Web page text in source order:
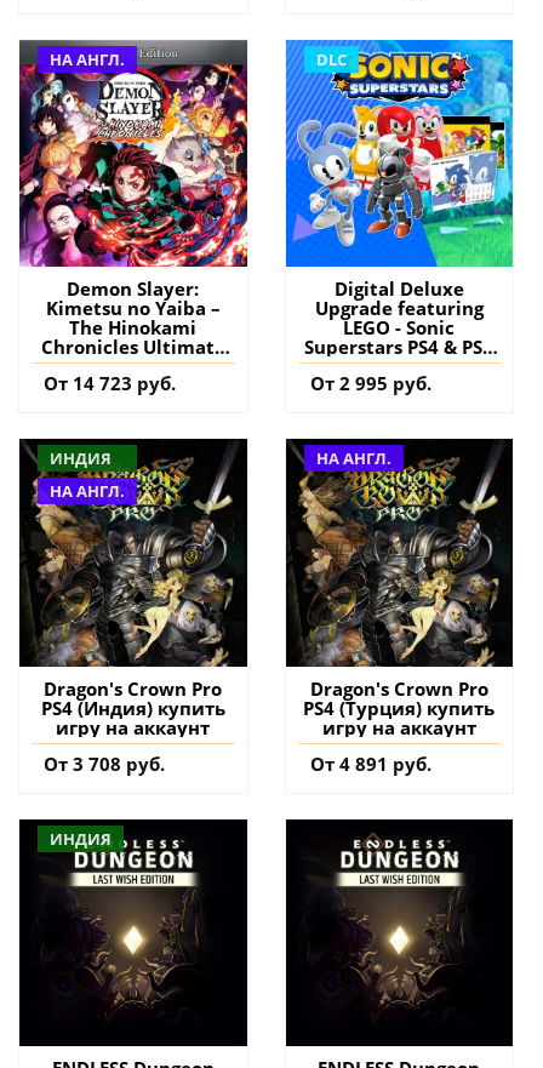
НА АНГЛ.
Demon Slayer:
Kimetsu no Yaiba –
The Hinokami
Chronicles Ultimate
Edition PS4 & PS5
(Турция) купить
От 14 723 руб.
DLC
Digital Deluxe
Upgrade featuring
LEGO - Sonic
Superstars PS4 & PS5
(Турция) купить
дополнение на
От 2 995 руб.
ИНДИЯ
НА АНГЛ.
Dragon's Crown Pro
PS4 (Индия) купить
игру на аккаунт
От 3 708 руб.
НА АНГЛ.
Dragon's Crown Pro
PS4 (Турция) купить
игру на аккаунт
От 4 891 руб.
ИНДИЯ